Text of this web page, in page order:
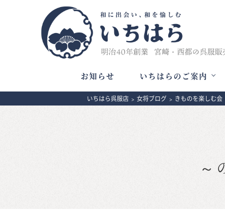
お知らせ いちはらのご案内
いちはら呉服店 > 女将ブログ > きものを楽しむ会
～